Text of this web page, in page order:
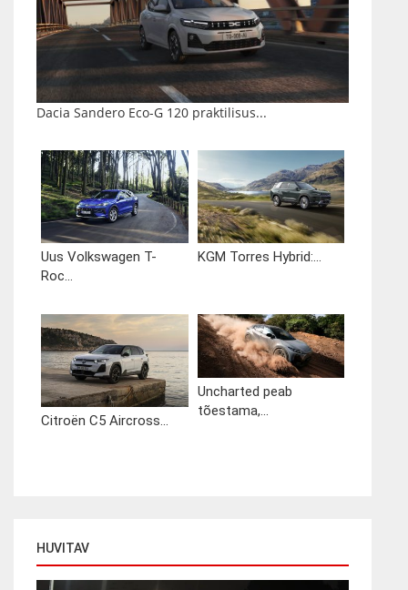
Dacia Sandero Eco-G 120 praktilisus...
Uus Volkswagen T-
Roc...
KGM Torres Hybrid:...
Citroën C5 Aircross...
Uncharted peab
tõestama,...
HUVITAV